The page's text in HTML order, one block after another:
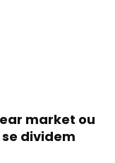
market ou
dividem